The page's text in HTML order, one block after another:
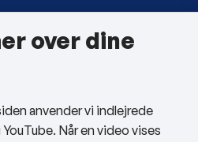
over dine
anvender vi indlejrede
Når en video vises